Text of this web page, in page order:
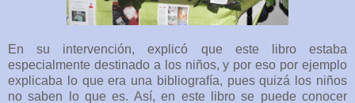
En su intervención, explicó que este libro estaba
especialmente destinado a los niños, y por eso por ejemplo
explicaba lo que era una bibliografía, pues quizá los niños
no saben lo que es. Así, en este libro se puede conocer